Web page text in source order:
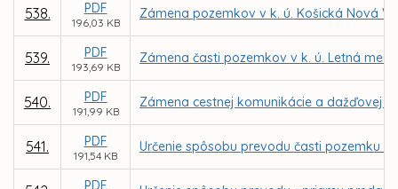
538. PDF
196,03 KB
Zámena pozemkov v k. ú. Košická Nová
539. PDF
193,69 KB
Zámena časti pozemkov v k. ú. Letná
540. PDF
191,99 KB
Zámena cestnej komunikácie a dažďovej
541. PDF
191,54 KB
Určenie spôsobu prevodu časti pozemku